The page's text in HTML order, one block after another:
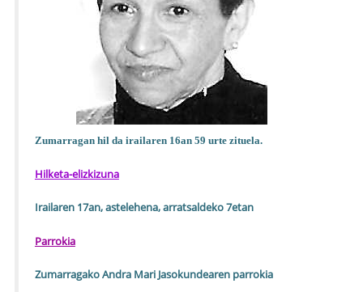
Zumarragan hil da irailaren 16an 59 urte zituela.
Hilketa-elizkizuna
Irailaren 17an, astelehena, arratsaldeko 7etan
Parrokia
Zumarragako Andra Mari Jasokundearen parrokia